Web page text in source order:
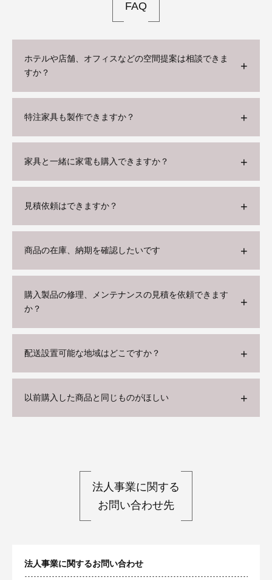
FAQ
ホテルや店舗、オフィスなどの空間提案は相談できま
すか？
特注家具も製作できますか？
家具と一緒に家電も購入できますか？
見積依頼はできますか？
商品の在庫、納期を確認したいです
購入製品の修理、メンテナンスの見積を依頼できます
か？
配送設置可能な地域はどこですか？
以前購入した商品と同じものがほしい
法人事業に関する
お問い合わせ先
法人事業に関するお問い合わせ